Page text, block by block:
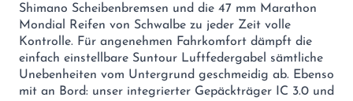
Shimano Scheibenbremsen und die 47 mm Marathon
Mondial Reifen von Schwalbe zu jeder Zeit volle
Kontrolle. Für angenehmen Fahrkomfort dämpft die
einfach einstellbare Suntour Luftfedergabel sämtliche
Unebenheiten vom Untergrund geschmeidig ab. Ebenso
mit an Bord: unser integrierter Gepäckträger IC 3.0 und